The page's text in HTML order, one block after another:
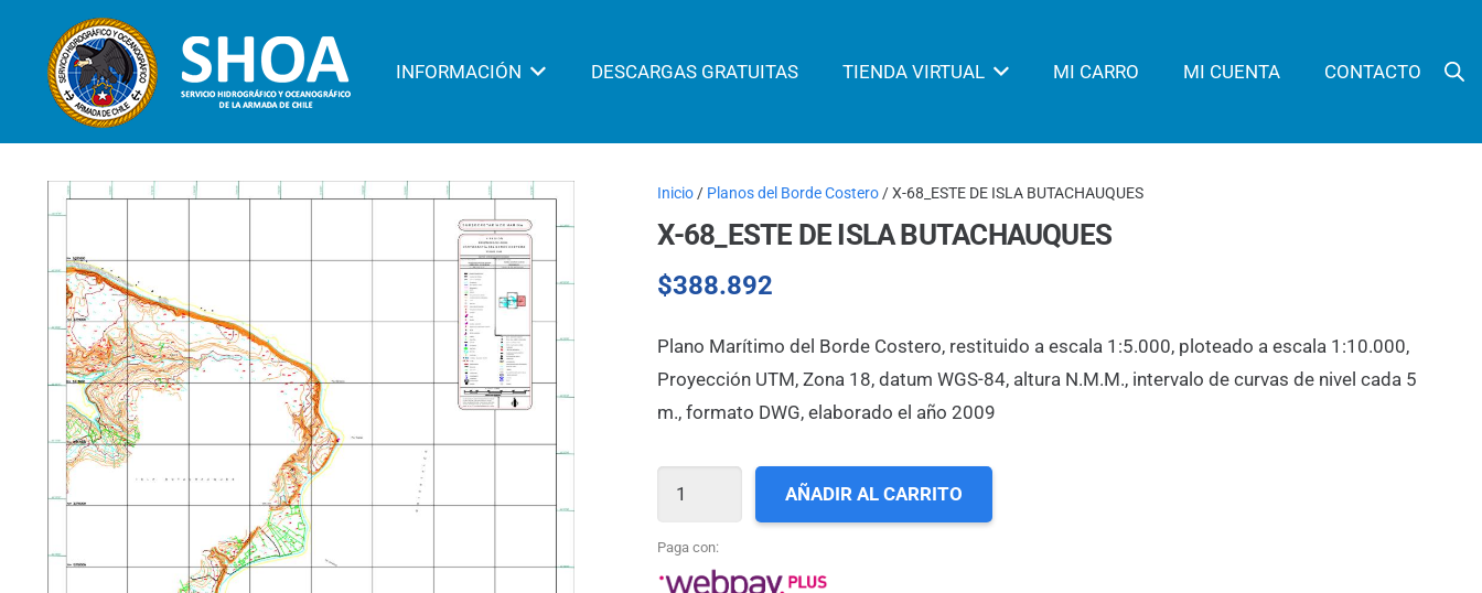
INFORMACIÓN DESCARGAS GRATUITAS TIENDA VIRTUAL MI CARRO MI CUENTA CONTACTO
Inicio / Planos del Borde Costero / X-68_ESTE DE ISLA BUTACHAUQUES
X-68_ESTE DE ISLA BUTACHAUQUES
$388.892
Plano Marítimo del Borde Costero, restituido a escala 1:5.000, ploteado a escala 1:10.000,
Proyección UTM, Zona 18, datum WGS-84, altura N.M.M., intervalo de curvas de nivel cada 5
m., formato DWG, elaborado el año 2009
DE
ISLA
AÑADIR AL CARRITO
Paga con: